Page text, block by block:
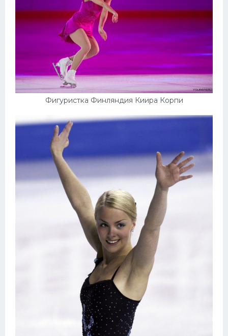
Фигуристка Финляндия Киира Корпи